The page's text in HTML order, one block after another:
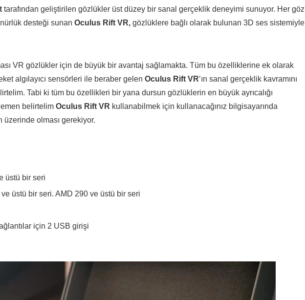
tarafından geliştirilen gözlükler üst düzey bir sanal gerçeklik deneyimi sunuyor. Her göz
desteği sunan Oculus Rift VR, gözlüklere bağlı olarak bulunan 3D ses sistemiyle
VR gözlükler için de büyük bir avantaj sağlamakta. Tüm bu özelliklerine ek olarak
algılayıcı sensörleri ile beraber gelen Oculus Rift VR’ın sanal gerçeklik kavramını
Tabi ki tüm bu özellikleri bir yana dursun gözlüklerin en büyük ayrıcalığı
belirtelim Oculus Rift VR kullanabilmek için kullanacağınız bilgisayarında
olması gerekiyor.
üstü bir seri
üstü bir seri. AMD 290 ve üstü bir seri
için 2 USB girişi